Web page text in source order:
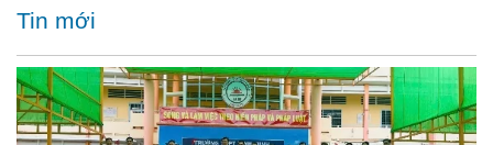
Tin mới